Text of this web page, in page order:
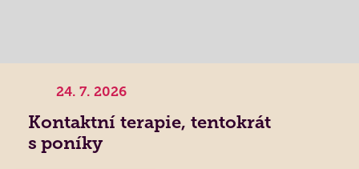
24. 7. 2026
Kontaktní terapie, tentokrát
s poníky